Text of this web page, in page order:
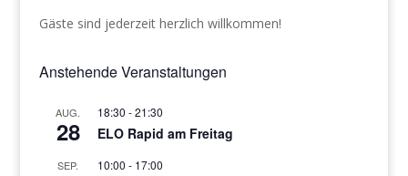
Gäste sind jederzeit herzlich willkommen!
Anstehende Veranstaltungen
AUG.
28
18:30 -21:30
ELO Rapid am Freitag
SEP. 10:00 - 17:00